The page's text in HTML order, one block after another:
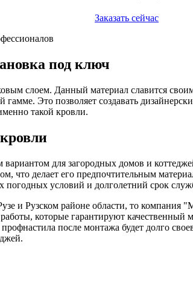
Заказать сейчас
под ключ
слоем. Данный материал славится
Это позволяет создавать
такой кровли.
для загородных домов и
что делает его предпочтительным
погодных условий и долголетний срок
и Рузском районе области, то
которые гарантируют
после монтажа будет долго